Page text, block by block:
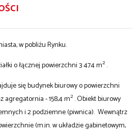
w pobliżu Rynku.
o łącznej powierzchni 3 474 m2.
się budynek biurowy o powierzchni
agregatornia - 158,4 m2. Obiekt biurowy
i 2 podziemne (piwnica). Wewnątrz
(m.in. w układzie gabinetowym,